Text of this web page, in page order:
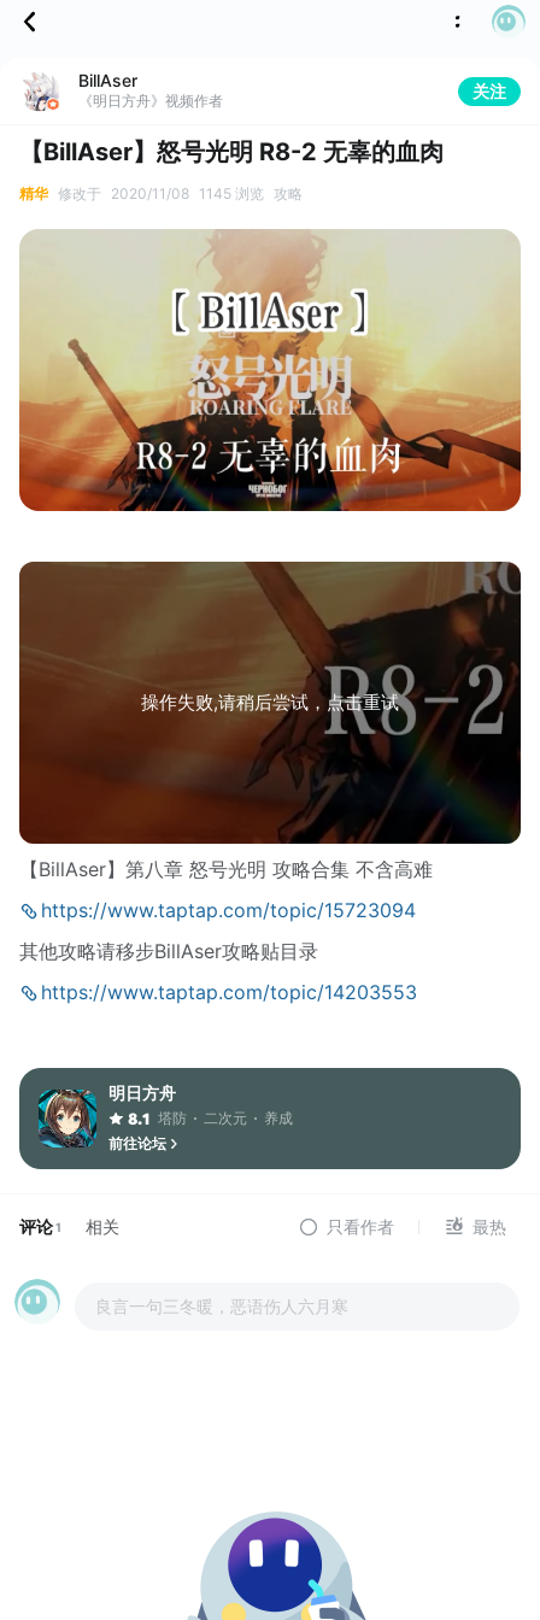
BillAser
《明日方舟》视频作者 关注
【BillAser】怒号光明 R8-2 无辜的血肉
精华 修改于 2020/11/08 1145 浏览 攻略
操作失败,请稍后尝试，点击重试
【BillAser】第八章 怒号光明 攻略合集 不含高难
https://www.taptap.com/topic/15723094
其他攻略请移步BillAser攻略贴目录
https://www.taptap.com/topic/14203553
明日方舟
8.1 塔防 二次元
养成
前往论坛
评论1 相关 只看作者 最热
良言一句三冬暖，恶语伤人六月寒